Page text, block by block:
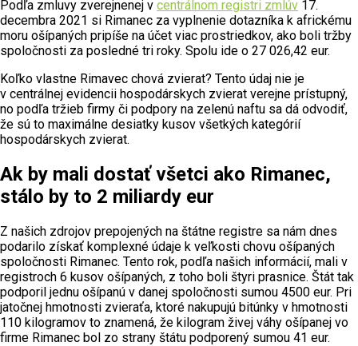
Podľa zmluvy zverejnenej v centrálnom registri zmlúv 17.
decembra 2021 si Rimanec za vyplnenie dotazníka k africkému
moru ošípaných pripíše na účet viac prostriedkov, ako boli tržby
spoločnosti za posledné tri roky. Spolu ide o 27 026,42 eur.
Koľko vlastne Rimavec chová zvierat? Tento údaj nie je
v centrálnej evidencii hospodárskych zvierat verejne prístupný,
no podľa tržieb firmy či podpory na zelenú naftu sa dá odvodiť,
že sú to maximálne desiatky kusov všetkých kategórií
hospodárskych zvierat.
Ak by mali dostať všetci ako Rimanec,
stálo by to 2 miliardy eur
Z našich zdrojov prepojených na štátne registre sa nám dnes
podarilo získať komplexné údaje k veľkosti chovu ošípaných
spoločnosti Rimanec. Tento rok, podľa našich informácií, mali v
registroch 6 kusov ošípaných, z toho boli štyri prasnice. Štát tak
podporil jednu ošípanú v danej spoločnosti sumou 4500 eur. Pri
jatočnej hmotnosti zvieraťa, ktoré nakupujú bitúnky v hmotnosti
110 kilogramov to znamená, že kilogram živej váhy ošípanej vo
firme Rimanec bol zo strany štátu podporený sumou 41 eur.